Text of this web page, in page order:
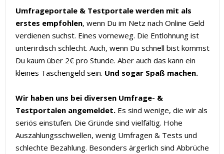
Umfrageportale & Testportale werden mit als
erstes empfohlen, wenn Du im Netz nach Online Geld
verdienen suchst. Eines vorneweg. Die Entlohnung ist
unterirdisch schlecht. Auch, wenn Du schnell bist kommst
Du kaum über 2€ pro Stunde. Aber auch das kann ein
kleines Taschengeld sein. Und sogar Spaß machen.
Wir haben uns bei diversen Umfrage- &
Testportalen angemeldet. Es sind wenige, die wir als
seriös einstufen. Die Gründe sind vielfältig. Hohe
Auszahlungsschwellen, wenig Umfragen & Tests und
schlechte Bezahlung. Besonders ärgerlich sind Abbrüche